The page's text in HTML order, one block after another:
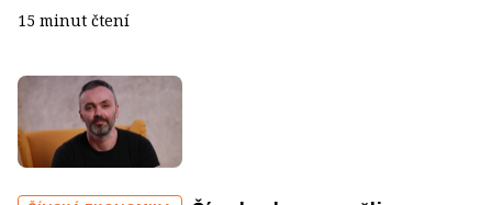
15 minut čtení